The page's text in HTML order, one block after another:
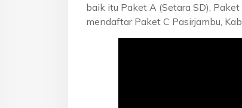
baik itu Paket A (Setara SD),
mendaftar Paket C Pasirjambu,